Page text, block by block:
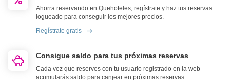
Ahorra reservando en Quehoteles, regístrate y haz tus reservas
logueado para conseguir los mejores precios.
Regístrate gratis
Consigue saldo para tus próximas reservas
Cada vez que reserves con tu usuario registrado en la web
acumularás saldo para canjear en próximas reservas.